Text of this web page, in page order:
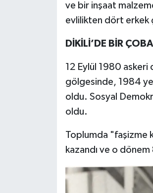
ve bir inşaat
evlilikten dört erkek
DİKİLİ’DE BİR
12 Eylül 1980 askeri
gölgesinde, 1984
oldu. Sosyal
oldu.
Toplumda "faşizme
kazandı ve o